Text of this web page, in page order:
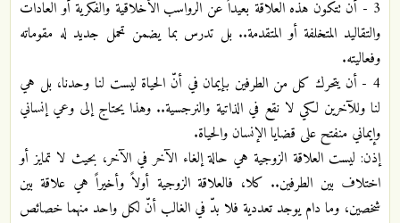
3 - أن تتكون هذه العلاقة بعيداً عن الرواسب الأخلاقية والفكرية أو العادات
والتقاليد المتخلفة أو المتقدمة.. بل تدرس بما يضمن تحمل جديد له مقوماته
وفعاليته.
4 - أن يتحرك كل من الطرفين بإيمان في أنّ الحياة ليست لنا وحدنا، بل هي
لنا وللآخرين لكي لا نقع في الذاتية والنرجسية.. وهذا يحتاج إلى وعي إنساني
وإيماني منفتح على قضايا الإنسان والحياة.
إذن: ليست العلاقة الزوجية هي حالة إلغاء الآخر في الآخر، بحيث لا تمايز أو
اختلاف بين الطرفين.. كلا، فالعلاقة الزوجية أولاً وأخيراً هي علاقة بين
شخصين، وما دام يوجد تعددية فلا بدّ في الغالب أنّ لكل واحد منهما خصائص